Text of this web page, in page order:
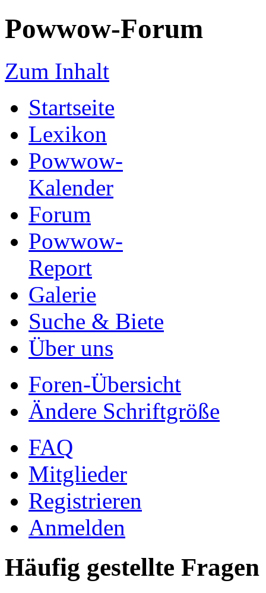
Powwow-Forum
Zum Inhalt
Startseite
Lexikon
Powwow-
Kalender
Forum
Powwow-
Report
Galerie
Suche & Biete
Über uns
Foren-Übersicht
Ändere Schriftgröße
FAQ
Mitglieder
Registrieren
Anmelden
Häufig gestellte Fragen